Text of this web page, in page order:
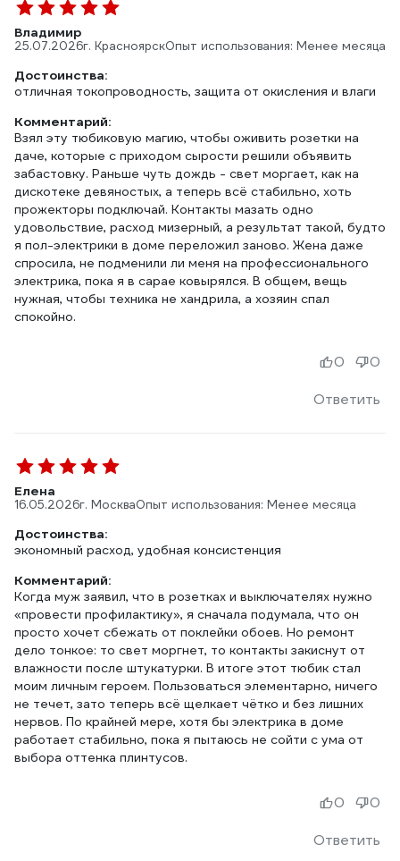
Владимир
25.07.2026г. КрасноярскОпыт использования: Менее месяца
Достоинства:
отличная токопроводность, защита от окисления и влаги
Комментарий:
Взял эту тюбиковую магию, чтобы оживить розетки на
даче, которые с приходом сырости решили объявить
забастовку. Раньше чуть дождь - свет моргает, как на
дискотеке девяностых, а теперь всё стабильно, хоть
прожекторы подключай. Контакты мазать одно
удовольствие, расход мизерный, а результат такой, будто
я пол-электрики в доме переложил заново. Жена даже
спросила, не подменили ли меня на профессионального
электрика, пока я в сарае ковырялся. В общем, вещь
нужная, чтобы техника не хандрила, а хозяин спал
спокойно.
Ответить
0 0
Елена
16.05.2026г. МоскваОпыт использования: Менее месяца
Достоинства:
экономный расход, удобная консистенция
Комментарий:
Когда муж заявил, что в розетках и выключателях нужно
«провести профилактику», я сначала подумала, что он
просто хочет сбежать от поклейки обоев. Но ремонт
дело тонкое: то свет моргнет, то контакты закиснут от
влажности после штукатурки. В итоге этот тюбик стал
моим личным героем. Пользоваться элементарно, ничего
не течет, зато теперь всё щелкает чётко и без лишних
нервов. По крайней мере, хотя бы электрика в доме
работает стабильно, пока я пытаюсь не сойти с ума от
выбора оттенка плинтусов.
Ответить
0 0